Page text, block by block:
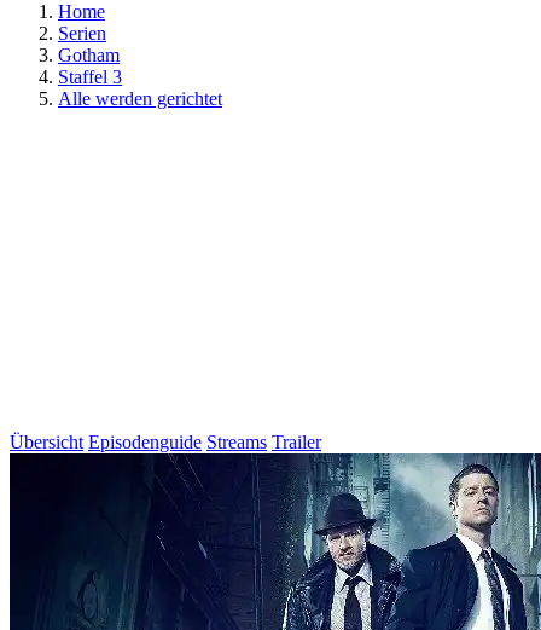
Home
Serien
Gotham
Staffel 3
Alle werden gerichtet
Übersicht Episodenguide Streams Trailer